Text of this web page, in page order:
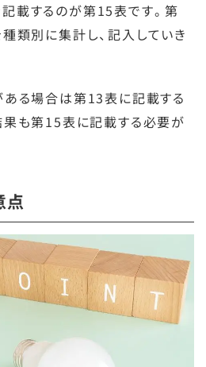
載するのが第15表です。第
類別に集計し、記入していき
ある場合は第13表に記載する
果も第15表に記載する必要が
点